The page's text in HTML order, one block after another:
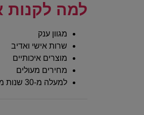
למה לקנות
מגוון ענק
שרות אישי ואדיב
מוצרים איכותיים
מחירים מעולים
למעלה מ-30 שנות מוניטין!